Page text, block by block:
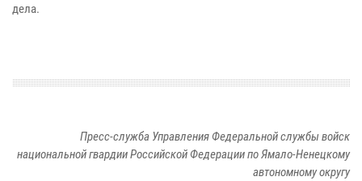
дела.
Пресс-служба Управления Федеральной службы войск
национальной гвардии Российской Федерации по Ямало-Ненецкому
автономному округу